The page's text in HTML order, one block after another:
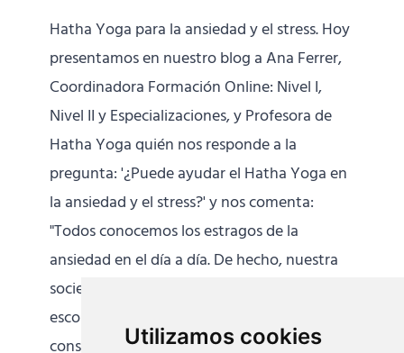
Utilizamos cookies
Hatha Yoga para la ansiedad y el stress. Hoy
presentamos en nuestro blog a Ana Ferrer,
Coordinadora Formación Online: Nivel I,
Nivel II y Especializaciones, y Profesora de
Hatha Yoga quién nos responde a la
pregunta: '¿Puede ayudar el Hatha Yoga en
la ansiedad y el stress?' y nos comenta:
"Todos conocemos los estragos de la
ansiedad en el día a día. De hecho, nuestra
sociedad nos impulsa a darnos contra esos
escollos que la ansiedad provoca. Por eso
considero que la práctica de Hatha Yoga,